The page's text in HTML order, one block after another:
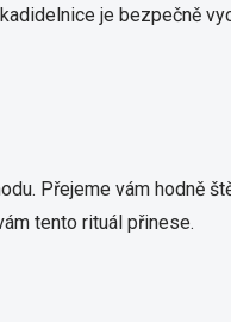
je bezpečně
Přejeme vám hodně
tento rituál přinese.